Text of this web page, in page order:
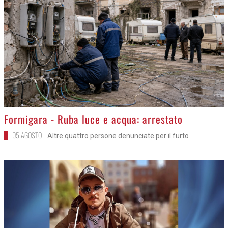
>
Formigara - Ruba luce e acqua: arrestato
05 AGOSTO Altre quattro persone denunciate per il furto